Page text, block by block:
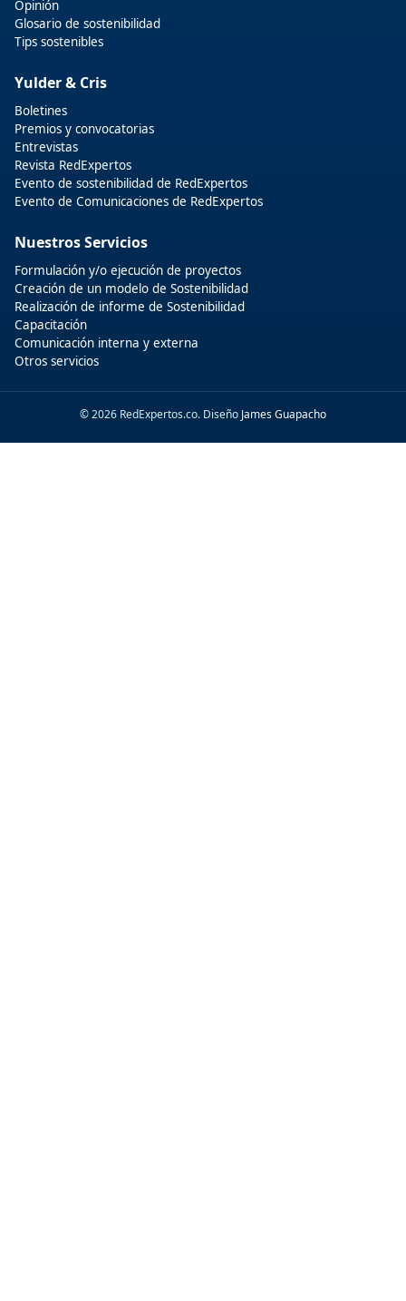
Opinión
Glosario de sostenibilidad
Tips sostenibles
Yulder & Cris
Boletines
Premios y convocatorias
Entrevistas
Revista RedExpertos
Evento de sostenibilidad de RedExpertos
Evento de Comunicaciones de RedExpertos
Nuestros Servicios
Formulación y/o ejecución de proyectos
Creación de un modelo de Sostenibilidad
Realización de informe de Sostenibilidad
Capacitación
Comunicación interna y externa
Otros servicios
© 2026 RedExpertos.co. Diseño James Guapacho